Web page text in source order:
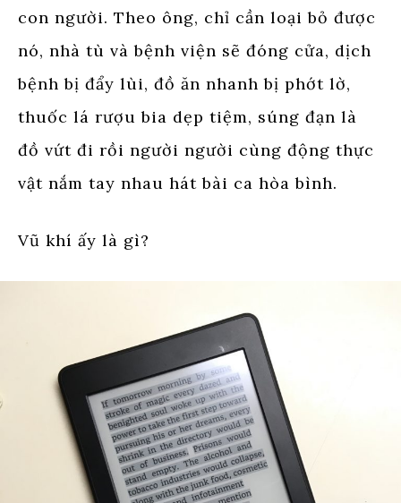
con người. Theo ông, chỉ cần loại bỏ được
nó, nhà tù và bệnh viện sẽ đóng cửa, dịch
bệnh bị đẩy lùi, đồ ăn nhanh bị phớt lờ,
thuốc lá rượu bia dẹp tiệm, súng đạn là
đồ vứt đi rồi người người cùng động thực
vật nắm tay nhau hát bài ca hòa bình.
Vũ khí ấy là gì?